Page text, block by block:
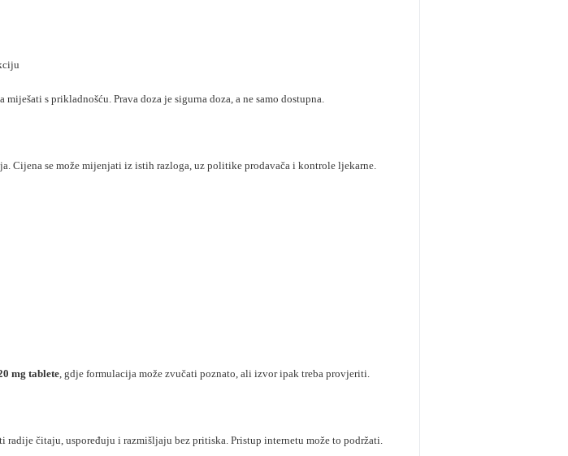
miješati s prikladnošću. Prava doza je sigurna doza, a ne samo dostupna.
Cijena se može mijenjati iz istih razloga, uz politike prodavača i kontrole ljekarne.
mg tablete, gdje formulacija može zvučati poznato, ali izvor ipak treba provjeriti.
čitaju, uspoređuju i razmišljaju bez pritiska. Pristup internetu može to podržati.